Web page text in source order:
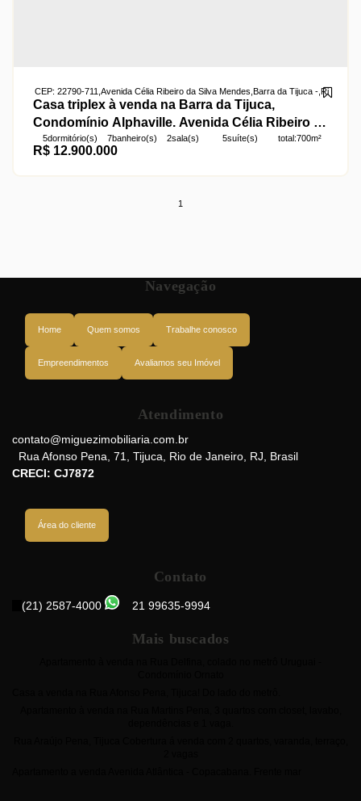
Casa triplex à venda na Barra da Tijuca,
Condomínio Alphaville. Avenida Célia Ribeiro da
Silva Mendes, 700m², 5 suítes, elevador e 4
vagas. R$ 12.900.000
R$12.900.000
CEP: 22790-711 Avenida Célia Ribeiro da Silva Mendes Barra da Tijuca , Rio de
5dormitório(s) 7banheiro(s) 2sala(s) 5suíte(s) total:700m²
4vaga(s) útil:700m²
1
Navegação
Home Quem somos Trabalhe conosco
Empreendimentos Avaliamos seu Imóvel
Atendimento
contato@miguezimobiliaria.com.br
Rua Afonso Pena 71 Tijuca Rio de Janeiro RJ
Brasil
CRECI: CJ7872
Área do cliente
Contato
(21) 2587-4000 21 99635-9994
Mais buscados